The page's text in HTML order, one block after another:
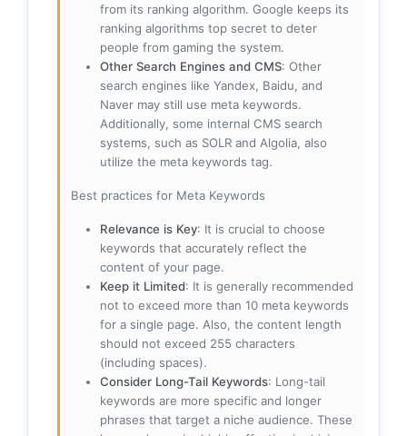
from its ranking algorithm. Google keeps its
ranking algorithms top secret to deter
people from gaming the system.
Other Search Engines and CMS: Other
search engines like Yandex, Baidu, and
Naver may still use meta keywords.
Additionally, some internal CMS search
systems, such as SOLR and Algolia, also
utilize the meta keywords tag.
Best practices for Meta Keywords
Relevance is Key: It is crucial to choose
keywords that accurately reflect the
content of your page.
Keep it Limited: It is generally recommended
not to exceed more than 10 meta keywords
for a single page. Also, the content length
should not exceed 255 characters
(including spaces).
Consider Long-Tail Keywords: Long-tail
keywords are more specific and longer
phrases that target a niche audience. These